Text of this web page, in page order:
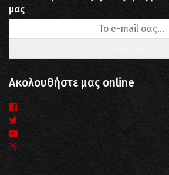
μας
Ακολουθήστε μας online